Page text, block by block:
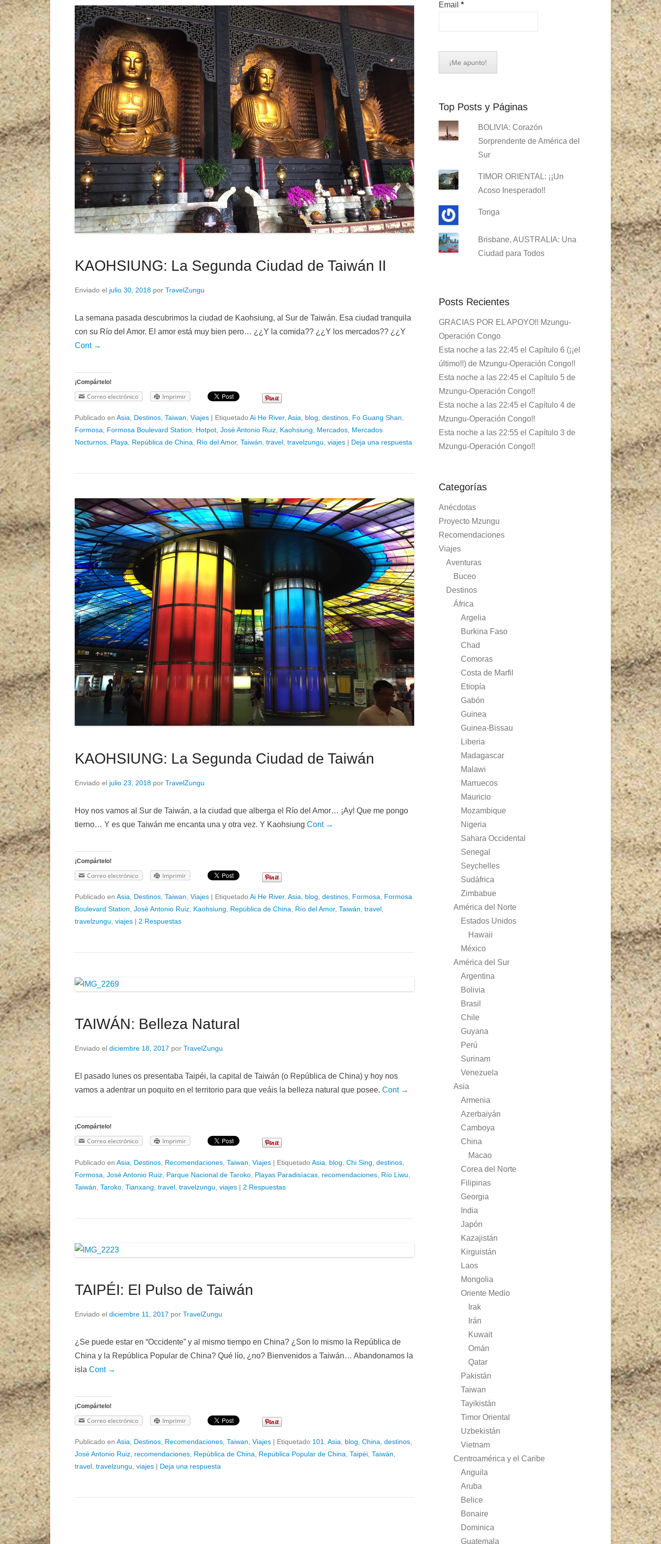
KAOHSIUNG: La Segunda Ciudad de Taiwán II
Enviado el julio 30, 2018 por TravelZungu
La semana pasada descubrimos la ciudad de Kaohsiung, al Sur de Taiwán. Esa ciudad tranquila
con su Río del Amor. El amor está muy bien pero… ¿¿Y la comida?? ¿¿Y los mercados?? ¿¿Y
Cont →
¡Compártelo!
Correo electrónico Imprimir
Publicado en Asia Destinos Taiwan Viajes | Etiquetado Ai He River, Asia blog destinos Fo Guang Shan
Formosa
Formosa Boulevard Station Hotpot José Antonio Ruiz Kaohsiung Mercados Mercados
Nocturnos Playa República de China Río del Amor, Taiwán travel travelzungu viajes | Deja una respuesta
KAOHSIUNG: La Segunda Ciudad de Taiwán
Enviado el julio 23, 2018 por TravelZungu
Hoy nos vamos al Sur de Taiwán, a la ciudad que alberga el Río del Amor… ¡Ay! Que me pongo
tierno… Y es que Taiwán me encanta una y otra vez. Y Kaohsiung Cont →
¡Compártelo!
Correo electrónico Imprimir
Publicado en Asia, Destinos, Taiwan, Viajes | Etiquetado Ai He River, Asia, blog, destinos, Formosa, Formosa
Boulevard Station, José Antonio Ruiz, Kaohsiung, República de China, Río del Amor, Taiwán, travel,
travelzungu, viajes | 2 Respuestas
TAIWÁN: Belleza Natural
Enviado el diciembre 18, 2017 por TravelZungu
El pasado lunes os presentaba Taipéi, la capital de Taiwán (o República de China) y hoy nos
vamos a adentrar un poquito en el territorio para que veáis la belleza natural que posee. Cont →
¡Compártelo!
Correo electrónico Imprimir
Publicado en Asia Destinos Recomendaciones Taiwan Viajes | Etiquetado Asia blog Chi Sing destinos
Formosa José Antonio Ruiz Parque Nacional de Taroko Playas Paradisíacas recomendaciones Río Liwu
Taiwán Taroko Tianxang travel travelzungu viajes | 2 Respuestas
TAIPÉI: El Pulso de Taiwán
Enviado el diciembre 11, 2017 por TravelZungu
¿Se puede estar en “Occidente” y al mismo tiempo en China? ¿Son lo mismo la República de
China y la República Popular de China? Qué lío, ¿no? Bienvenidos a Taiwán… Abandonamos la
isla Cont →
¡Compártelo!
Correo electrónico Imprimir
Publicado en Asia Destinos Recomendaciones Taiwan Viajes | Etiquetado 101 Asia blog China destinos
José Antonio Ruiz recomendaciones República de China República Popular de China Taipéi Taiwán
travel travelzungu viajes | Deja una respuesta
Email *
Top Posts y Páginas
BOLIVIA: Corazón
Sorprendente de América del
Sur
TIMOR ORIENTAL: ¡¡Un
Acoso Inesperado!!
Tonga
Brisbane, AUSTRALIA: Una
Ciudad para Todos
Posts Recientes
GRACIAS POR EL APOYO!! Mzungu-
Operación Congo
Esta noche a las 22:45 el Capítulo 6 (¡¡el
último!!) de Mzungu-Operación Congo!!
Esta noche a las 22:45 el Capítulo 5 de
Mzungu-Operación Congo!!
Esta noche a las 22:45 el Capítulo 4 de
Mzungu-Operación Congo!!
Esta noche a las 22:55 el Capítulo 3 de
Mzungu-Operación Congo!!
Categorías
Anécdotas
Proyecto Mzungu
Recomendaciones
Viajes
Aventuras
Buceo
Destinos
África
Argelia
Burkina Faso
Chad
Comoras
Costa de Marfil
Etiopía
Gabón
Guinea
Guinea-Bissau
Liberia
Madagascar
Malawi
Marruecos
Mauricio
Mozambique
Nigeria
Sahara Occidental
Senegal
Seychelles
Sudáfrica
Zimbabue
América del Norte
Estados Unidos
Hawaii
México
América del Sur
Argentina
Bolivia
Brasil
Chile
Guyana
Perú
Surinam
Venezuela
Asia
Armenia
Azerbaiyán
Camboya
China
Macao
Corea del Norte
Filipinas
Georgia
India
Japón
Kazajistán
Kirguistán
Laos
Mongolia
Oriente Medio
Irak
Irán
Kuwait
Omán
Qatar
Pakistán
Taiwan
Tayikistán
Timor Oriental
Uzbekistán
Vietnam
Centroamérica y el Caribe
Anguila
Aruba
Belice
Bonaire
Dominica
Guatemala